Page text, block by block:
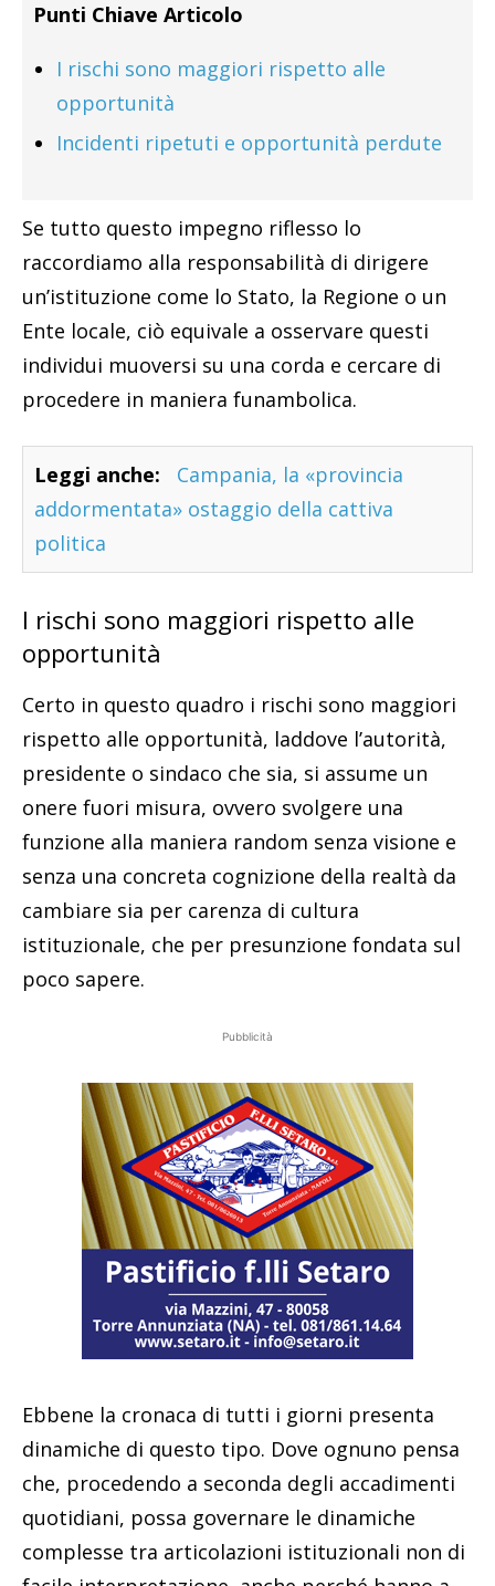
Punti Chiave Articolo
I rischi sono maggiori rispetto alle
opportunità
Incidenti ripetuti e opportunità perdute
Se tutto questo impegno riflesso lo
raccordiamo alla responsabilità di dirigere
un’istituzione come lo Stato, la Regione o un
Ente locale, ciò equivale a osservare questi
individui muoversi su una corda e cercare di
procedere in maniera funambolica.
Leggi anche:
Campania, la «provincia
addormentata» ostaggio della cattiva
politica
I rischi sono maggiori rispetto alle
opportunità
Certo in questo quadro i rischi sono maggiori
rispetto alle opportunità, laddove l’autorità,
presidente o sindaco che sia, si assume un
onere fuori misura, ovvero svolgere una
funzione alla maniera random senza visione e
senza una concreta cognizione della realtà da
cambiare sia per carenza di cultura
istituzionale, che per presunzione fondata sul
poco sapere.
Pubblicità
Ebbene la cronaca di tutti i giorni presenta
dinamiche di questo tipo. Dove ognuno pensa
che, procedendo a seconda degli accadimenti
quotidiani, possa governare le dinamiche
complesse tra articolazioni istituzionali non di